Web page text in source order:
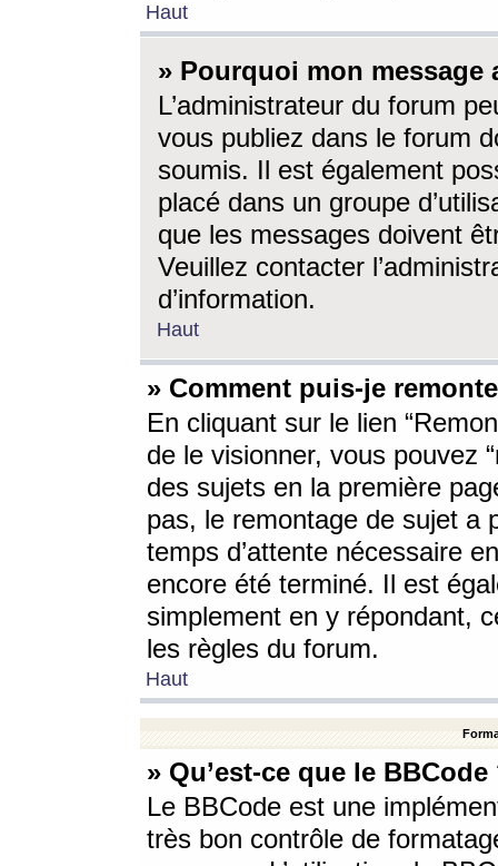
Haut
» Pourquoi mon message
L’administrateur du forum
vous publiez dans le forum
soumis. Il est également
placé dans un groupe
que les messages doivent
Veuillez contacter
d’information.
Haut
» Comment puis-je
En cliquant sur le lien
de le visionner, vous pouvez
des sujets en la première
pas, le remontage de sujet a
temps d’attente nécessaire
encore été terminé. Il est
simplement en y répondant,
les règles du forum.
Haut
» Qu’est-ce que le BBCode
Le BBCode est une
très bon contrôle de